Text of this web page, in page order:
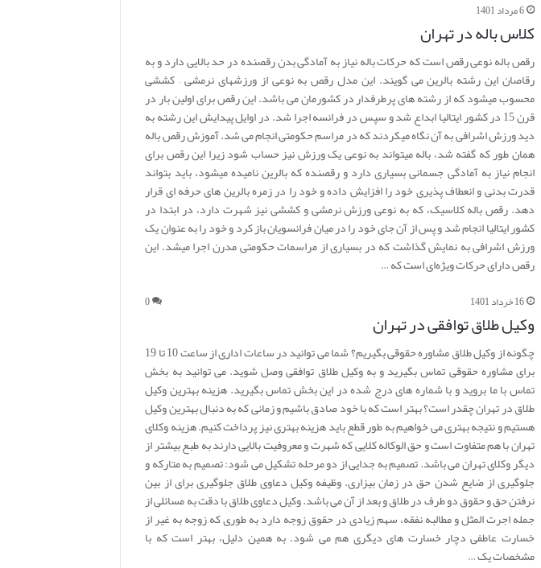
6 مرداد 1401
کلاس باله در تهران
رقص باله نوعی رقص است که حرکات باله نیاز به آمادگی بدن رقصنده در حد بالایی دارد و به
رقاصان این رشته بالرین می گویند. این مدل رقص به نوعی از ورزشهای نرمشی – کششی
محسوب میشود که از رشته های پرطرفدار در کشورمان می باشد. این رقص برای اولین بار در
قرن 15 در کشور ایتالیا ابداع شد و سپس در فرانسه اجرا شد. در اوایل پیدایش این رشته به
دید ورزش اشرافی به آن نگاه میکردند که در مراسم حکومتی انجام می شد. آموزش رقص باله
همان طور که گفته شد، باله میتواند به نوعی یک ورزش نیز حساب شود زیرا این رقص برای
انجام نیاز به آمادگی جسمانی بسیاری دارد و رقصنده که بالرین نامیده میشود، باید بتواند
قدرت بدنی و انعطاف پذیری خود را افزایش داده و خود را در زمره بالرین های حرفه ای قرار
دهد. رقص باله کلاسیک، که به نوعی ورزش نرمشی و کششی نیز شهرت دارد، در ابتدا در
کشور ایتالیا انجام شد و پس از آن جای خود را در میان فرانسویان باز کرد و خود را به عنوان یک
ورزش اشرافی به نمایش گذاشت که در بسیاری از مراسمات حکومتی مدرن اجرا میشد. این
رقص دارای حرکات ویژه‌ای است که …
16 خرداد 1401 0
وکیل طلاق توافقی در تهران
چگونه از وکیل طلاق مشاوره حقوقی بگیریم؟ شما می توانید در ساعات اداری از ساعت 10 تا 19
برای مشاوره حقوقی تماس بگیرید و به وکیل طلاق توافقی وصل شوید. می توانید به بخش
تماس با ما بروید و با شماره های درج شده در این بخش تماس بگیرید. هزینه بهترین وکیل
طلاق در تهران چقدر است؟ بهتر است که با خود صادق باشیم و زمانی که به دنبال بهترین وکیل
هستیم و نتیجه بهتری می خواهیم به طور قطع باید هزینه بهتری نیز پرداخت کنیم. هزینه وکلای
تهران با هم متفاوت است و حق الوکاله کلایی که شهرت و معروفیت بالایی دارند به طبع بیشتر از
دیگر وکلای تهران می باشد. تصمیم به جدایی از دو مرحله تشکیل می شود: تصمیم به متارکه و
جلوگیری از ضایع شدن حق در زمان بیزاری. وظیفه وکیل دعاوی طلاق جلوگیری برای از بین
نرفتن حق و حقوق دو طرف در طلاق و بعد از آن می باشد. وکیل دعاوی طلاق با دقت به مسائلی از
جمله اجرت المثل و مطالبه نفقه، سهم زیادی در حقوق زوجه دارد به طوری که زوجه به غیر از
خسارت عاطفی دچار خسارت های دیگری هم می شود. به همین دلیل، بهتر است که با
مشخصات یک …